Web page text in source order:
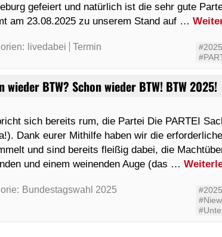
gefeiert und natürlich ist die sehr gute
am 23.08.2025 zu unserem Stand auf …
livedabei Termin #2025
wieder BTW? Schon wieder BTW! BTW 2025!
sich bereits rum, die Partei Die PARTEI
Dank eurer Mithilfe haben wir die
und sind bereits fleißig dabei, die
und einem weinenden Auge (das …
Bundestagswahl 2025 #2025